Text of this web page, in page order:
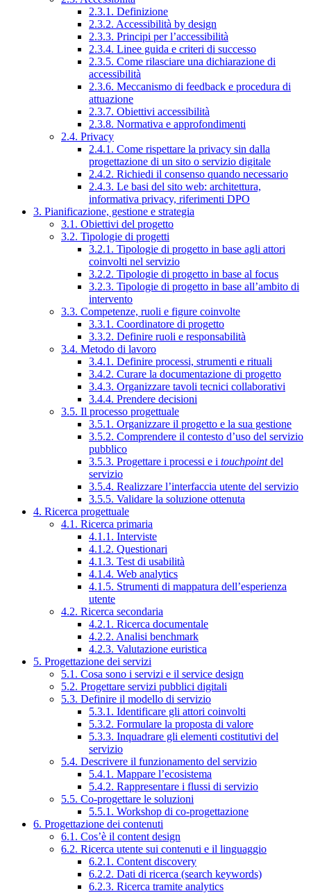
2.3.1. Definizione
2.3.2. Accessibilità by design
2.3.3. Principi per l’accessibilità
2.3.4. Linee guida e criteri di successo
2.3.5. Come rilasciare una dichiarazione di
accessibilità
2.3.6. Meccanismo di feedback e procedura di
attuazione
2.3.7. Obiettivi accessibilità
2.3.8. Normativa e approfondimenti
2.4. Privacy
2.4.1. Come rispettare la privacy sin dalla
progettazione di un sito o servizio digitale
2.4.2. Richiedi il consenso quando necessario
2.4.3. Le basi del sito web: architettura,
informativa privacy, riferimenti DPO
3. Pianificazione, gestione e strategia
3.1. Obiettivi del progetto
3.2. Tipologie di progetti
3.2.1. Tipologie di progetto in base agli attori
coinvolti nel servizio
3.2.2. Tipologie di progetto in base al focus
3.2.3. Tipologie di progetto in base all’ambito di
intervento
3.3. Competenze, ruoli e figure coinvolte
3.3.1. Coordinatore di progetto
3.3.2. Definire ruoli e responsabilità
3.4. Metodo di lavoro
3.4.1. Definire processi, strumenti e rituali
3.4.2. Curare la documentazione di progetto
3.4.3. Organizzare tavoli tecnici collaborativi
3.4.4. Prendere decisioni
3.5. Il processo progettuale
3.5.1. Organizzare il progetto e la sua gestione
3.5.2. Comprendere il contesto d’uso del servizio
pubblico
3.5.3. Progettare i processi e i touchpointdel
servizio
3.5.4. Realizzare l’interfaccia utente del servizio
3.5.5. Validare la soluzione ottenuta
4. Ricerca progettuale
4.1. Ricerca primaria
4.1.1. Interviste
4.1.2. Questionari
4.1.3. Test di usabilità
4.1.4. Web analytics
4.1.5. Strumenti di mappatura dell’esperienza
utente
4.2. Ricerca secondaria
4.2.1. Ricerca documentale
4.2.2. Analisi benchmark
4.2.3. Valutazione euristica
5. Progettazione dei servizi
5.1. Cosa sono i servizi e il service design
5.2. Progettare servizi pubblici digitali
5.3. Definire il modello di servizio
5.3.1. Identificare gli attori coinvolti
5.3.2. Formulare la proposta di valore
5.3.3. Inquadrare gli elementi costitutivi del
servizio
5.4. Descrivere il funzionamento del servizio
5.4.1. Mappare l’ecosistema
5.4.2. Rappresentare i flussi di servizio
5.5. Co-progettare le soluzioni
5.5.1. Workshop di co-progettazione
6. Progettazione dei contenuti
6.1. Cos’è il content design
6.2. Ricerca utente sui contenuti e il linguaggio
6.2.1. Content discovery
6.2.2. Dati di ricerca (search keywords)
6.2.3. Ricerca tramite analytics